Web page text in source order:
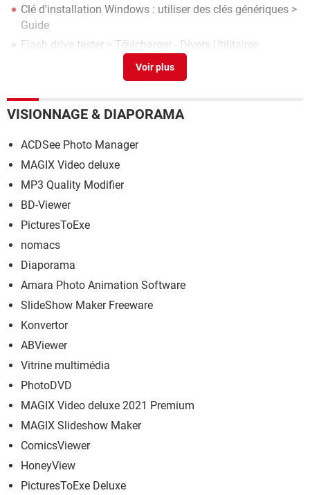
Clé d'installation Windows : utiliser des clés génériques >
Guide
Flash drive tester > Télécharger - Divers Utilitaires
> Télécharger - Nettoyage
VISIONNAGE & DIAPORAMA
ACDSee Photo Manager
MAGIX Video deluxe
MP3 Quality Modifier
BD-Viewer
PicturesToExe
nomacs
Diaporama
Amara Photo Animation Software
SlideShow Maker Freeware
Konvertor
ABViewer
Vitrine multimédia
PhotoDVD
MAGIX Video deluxe 2021 Premium
MAGIX Slideshow Maker
ComicsViewer
HoneyView
PicturesToExe Deluxe